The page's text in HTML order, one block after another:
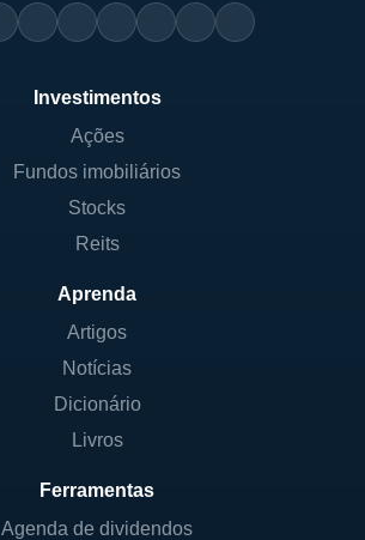
Investimentos
Ações
Fundos imobiliários
Stocks
Reits
Aprenda
Artigos
Notícias
Dicionário
Livros
Ferramentas
Agenda de dividendos